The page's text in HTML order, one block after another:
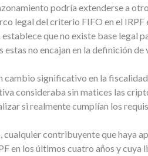
podría extenderse a
legal del criterio FIFO en el IRPF
establece que no existe base legal
estas no encajan en la definición de
cambio significativo en la
consideraba sin matices las
si realmente cumplían los
cualquier contribuyente que haya
en los últimos cuatro años y